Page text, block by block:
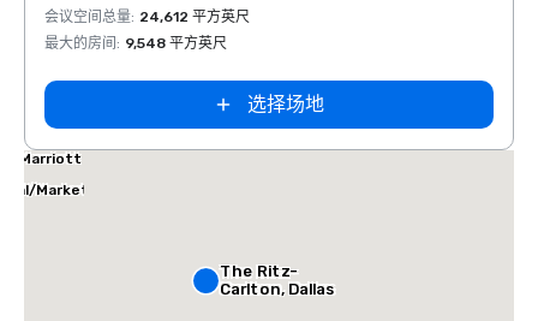
会议空间总量: 24,612 平方英尺
最大的房间 : 9,548 平方英尺
选择场地
The Ritz-
Carlton, Dallas
Marriott
Market